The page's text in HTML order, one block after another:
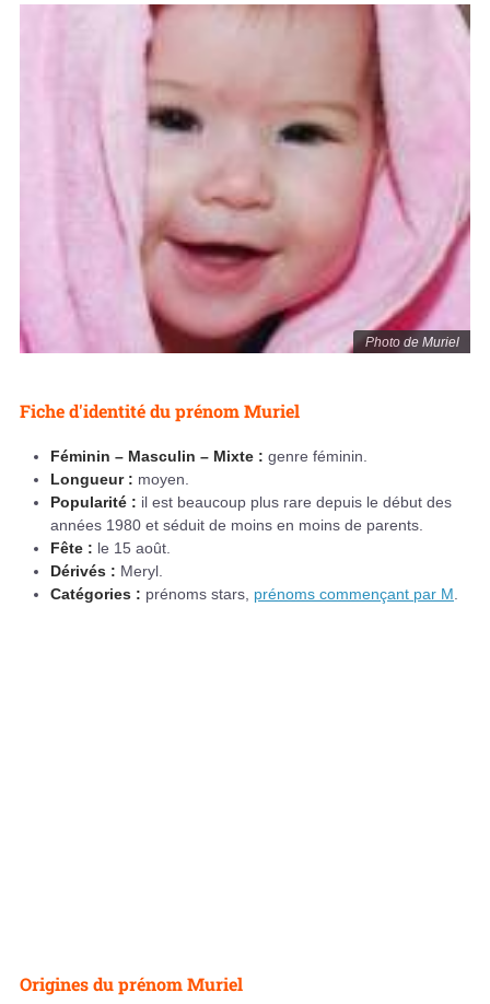
Photo de Muriel
Fiche d'identité du prénom Muriel
Féminin – Masculin – Mixte : genre féminin.
Longueur : moyen.
Popularité : il est beaucoup plus rare depuis le début des
années 1980 et séduit de moins en moins de parents.
Fête : le 15 août.
Dérivés : Meryl.
Catégories : prénoms stars, prénoms commençant par M
Origines du prénom Muriel